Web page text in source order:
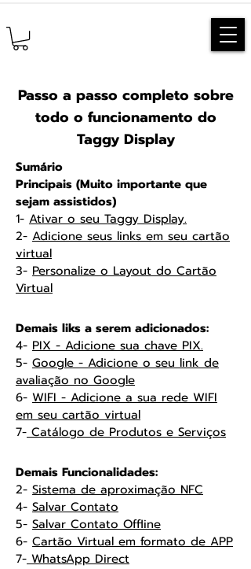
Passo a passo completo sobre
todo o funcionamento do
Taggy Display
Sumário
Principais (Muito importante que
sejam assistidos)
1- Ativar o seu Taggy Display.
2- Adicione seus links em seu cartão
virtual
3- Personalize o Layout do Cartão
Virtual
Demais liks a serem adicionados:
4- PIX - Adicione sua chave PIX.
5- Google - Adicione o seu link de
avaliação no Google
6- WIFI - Adicione a sua rede WIFI
em seu cartão virtual
7- Catálogo de Produtos e Serviços
Demais Funcionalidades:
2- Sistema de aproximação NFC
4- Salvar Contato
5- Salvar Contato Offline
6- Cartão Virtual em formato de APP
7- WhatsApp Direct